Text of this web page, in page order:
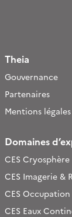
Theia
Gouvernance
Partenaires
Mentions légales
Domaines
CES Cryosphère
CES Imagerie &
CES
CES Eaux